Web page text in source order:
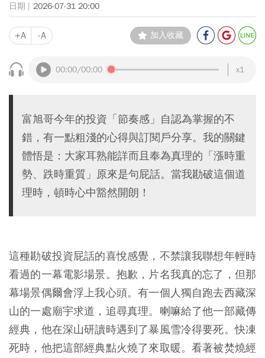
2026-07-31 20:00
+A -A 加入收藏
00:00/00:00 x1
富旭哥今年的投資「節奏感」自認為掌握的不
錯，有一點粗淺的心得與訂閱戶分享。我的關鍵
體悟是：大家耳熟能詳而且奉為真理的「漲時重
勢、跌時重質」原來是句屁話。當我勘破這個道
理時，頓時心中豁然開朗！
這種勘破投資屁話的喜悅感覺，不禁讓我聯想年輕時
看過的一幕電影場景。抱歉，片名我真的忘了，但那
幕場景偶爾會浮上我心頭。有一個人獨自跑去西藏深
山的一處廟宇求道，追尋真理。喇嘛給了他一部藏傳
經典，他在深山研讀時遇到了暴風雪冷得要死。快凍
死時，他把這部經典點火燒了來取暖。看著被焚燒經